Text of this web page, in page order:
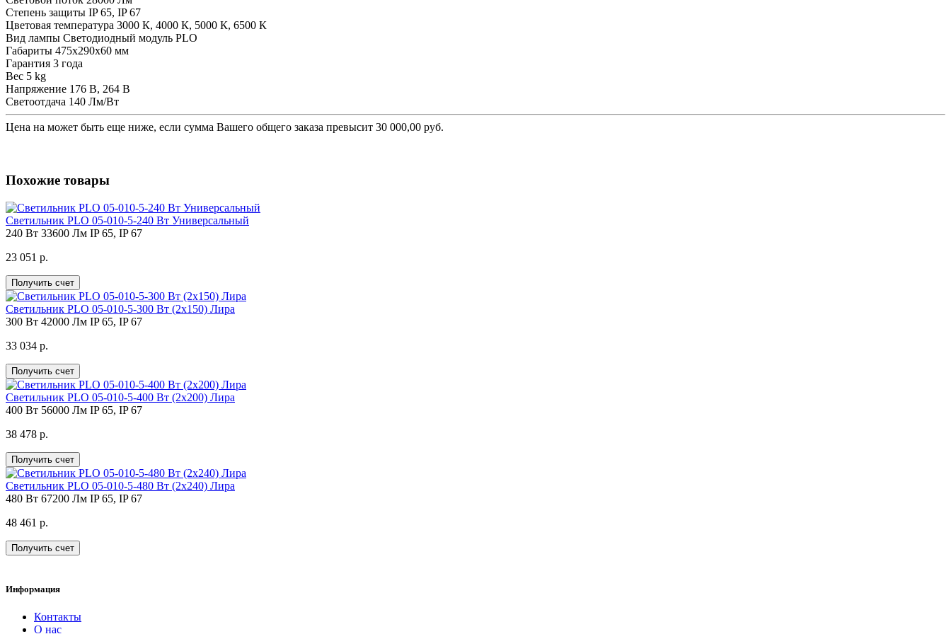
Степень защиты IP 65, IP 67
Цветовая температура 3000 К, 4000 К, 5000 К, 6500 К
Вид лампы Светодиодный модуль PLO
Габариты 475x290x60 мм
Гарантия 3 года
Вес 5 kg
Напряжение 176 В, 264 В
Светоотдача 140 Лм/Вт
Цена на может быть еще ниже, если сумма Вашего общего заказа превысит 30 000,00 руб.
Похожие товары
Светильник PLO 05-010-5-240 Вт Универсальный
240 Вт 33600 Лм IP 65, IP 67
23 051 р.
Получить счет
Светильник PLO 05-010-5-300 Вт (2х150) Лира
300 Вт 42000 Лм IP 65, IP 67
33 034 р.
Получить счет
Светильник PLO 05-010-5-400 Вт (2х200) Лира
400 Вт 56000 Лм IP 65, IP 67
38 478 р.
Получить счет
Светильник PLO 05-010-5-480 Вт (2х240) Лира
480 Вт 67200 Лм IP 65, IP 67
48 461 р.
Получить счет
Информация
Контакты
О нас